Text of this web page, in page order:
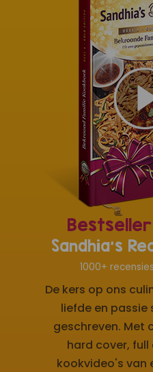
Sandhia's
1000+ recensies
De kers op ons
liefde en passie
geschreven. Met
hard cover, full
kookvideo's van